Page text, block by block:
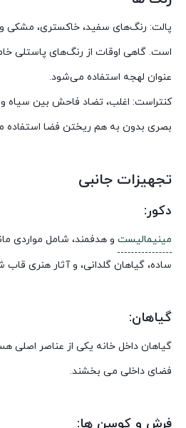
پالت: رنگ‌های سفید، خاکستری،
است. گاهی اوقات از رنگ‌های پاستلی
عنوان لهجه استفاده می‌شود.
کنتراست: اغلب، تضاد فاحش بین سیاه و
بصری بدون به هم ریختن فضا استفاده
تجهیزات جانبی
دکور:
مینیمالیست و هدفمند، شامل مواردی
ساده، گیاهان گلدانی، و آثار هنری
گیاهان:
گیاهان داخل خانه یکی از عناصر اصلی
فضای داخلی می بخشند.
فرش و کوسن ها: